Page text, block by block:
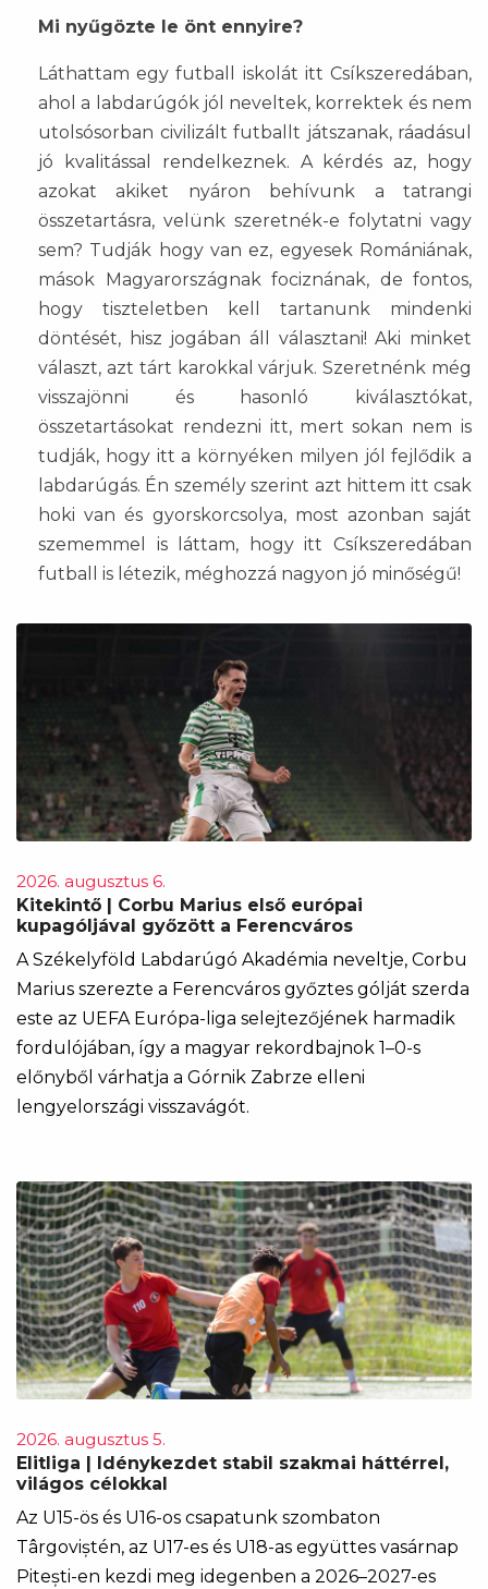
Mi nyűgözte le önt ennyire?
Láthattam egy futball iskolát itt Csíkszeredában,
ahol a labdarúgók jól neveltek, korrektek és nem
utolsósorban civilizált futballt játszanak, ráadásul
jó kvalitással rendelkeznek. A kérdés az, hogy
azokat akiket nyáron behívunk a tatrangi
összetartásra, velünk szeretnék-e folytatni vagy
sem? Tudják hogy van ez, egyesek Romániának,
mások Magyarországnak fociznának, de fontos,
hogy tiszteletben kell tartanunk mindenki
döntését, hisz jogában áll választani! Aki minket
választ, azt tárt karokkal várjuk. Szeretnénk még
visszajönni és hasonló kiválasztókat,
összetartásokat rendezni itt, mert sokan nem is
tudják, hogy itt a környéken milyen jól fejlődik a
labdarúgás. Én személy szerint azt hittem itt csak
hoki van és gyorskorcsolya, most azonban saját
szememmel is láttam, hogy itt Csíkszeredában
futball is létezik, méghozzá nagyon jó minőségű!
2026. augusztus 6.
Kitekintő | Corbu Marius első európai
kupagóljával győzött a Ferencváros
A Székelyföld Labdarúgó Akadémia neveltje, Corbu
Marius szerezte a Ferencváros győztes gólját szerda
este az UEFA Európa-liga selejtezőjének harmadik
fordulójában, így a magyar rekordbajnok 1–0-s
előnyből várhatja a Górnik Zabrze elleni
lengyelországi visszavágót.
2026. augusztus 5.
Elitliga | Idénykezdet stabil szakmai háttérrel,
világos célokkal
Az U15-ös és U16-os csapatunk szombaton
Târgoviștén, az U17-es és U18-as együttes vasárnap
Pitești-en kezdi meg idegenben a 2026–2027-es